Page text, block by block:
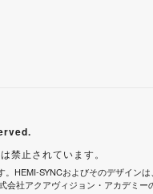
禁止されています。
HEMI-SYNCおよびそのデザイン
社アクアヴィジョン・アカデミー